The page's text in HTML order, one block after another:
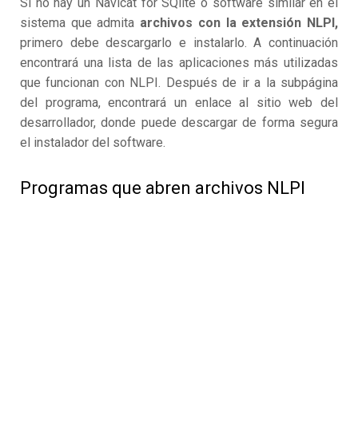
sistema que admita archivos con la extensión NLPI,
primero debe descargarlo e instalarlo. A continuación
encontrará una lista de las aplicaciones más utilizadas
que funcionan con NLPI. Después de ir a la subpágina
del programa, encontrará un enlace al sitio web del
desarrollador, donde puede descargar de forma segura
el instalador del software.
Programas que abren archivos NLPI